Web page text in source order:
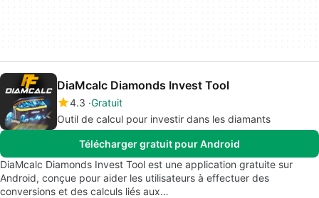
DiaMcalc Diamonds Invest Tool
4.3 Gratuit
Outil de calcul pour investir dans les diamants
Télécharger gratuit pour Android
DiaMcalc Diamonds Invest Tool est une application gratuite sur
Android, conçue pour aider les utilisateurs à effectuer des
conversions et des calculs liés aux…